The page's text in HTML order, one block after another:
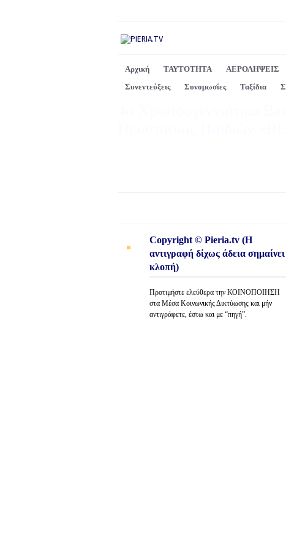
Αρχική ΤΑΥΤΟΤΗΤΑ ΑΕΡΟΛΗΨΕΙΣ
Συνεντεύξεις
Συνομωσίες Ταξίδια
Copyright © Pieria.tv (Η
αντιγραφή δίχως άδεια σημαίνει
κλοπή)
Προτιμήστε ελεύθερα την ΚΟΙΝΟΠΟΙΗΣΗ
στα Μέσα Κοινωνικής Δικτύωσης και μήν
αντιγράφετε, έστω και με “πηγή”.